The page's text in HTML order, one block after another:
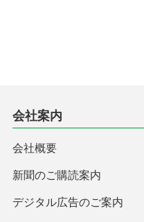
会社案内
会社概要
新聞のご購読案内
デジタル広告のご案内